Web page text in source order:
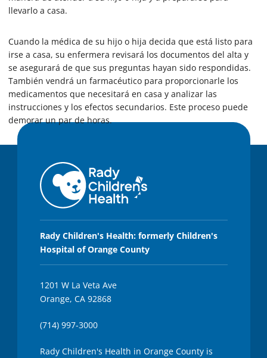
llevarlo a casa.
Cuando la médica de su hijo o hija decida que está listo para
irse a casa, su enfermera revisará los documentos del alta y
se asegurará de que sus preguntas hayan sido respondidas.
También vendrá un farmacéutico para proporcionarle los
medicamentos que necesitará en casa y analizar las
instrucciones y los efectos secundarios. Este proceso puede
demorar un par de horas.
Rady Children's Health: formerly Children's
Hospital of Orange County
1201 W La Veta Ave
Orange, CA 92868
(714) 997-3000
Rady Children's Health in Orange County is